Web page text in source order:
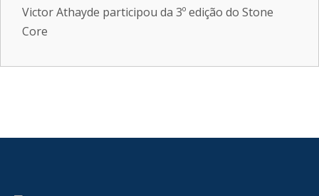
Victor Athayde participou da 3º edição do Stone
Core